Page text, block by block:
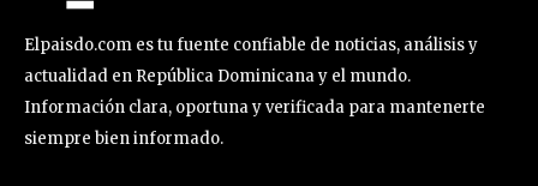
Elpaisdo.com es tu fuente confiable de noticias, análisis y
actualidad en República Dominicana y el mundo.
Información clara, oportuna y verificada para mantenerte
siempre bien informado.